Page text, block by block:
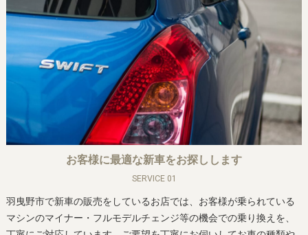
お客様に最適な新車をお探しします
SERVICE 01
羽曳野市で新車の販売をしているお店では、お客様が乗られている
マシンのマイナー・フルモデルチェンジ等の機会での乗り換えを、